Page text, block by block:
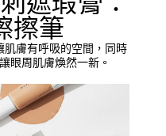
擦筆
膚有呼吸的空間，同時
眼周肌膚煥然一新。